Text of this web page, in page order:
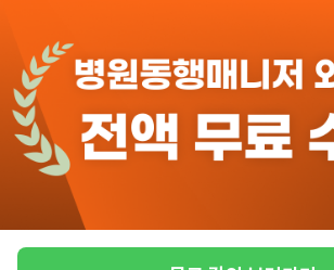
3일전등록
반경 3KM 이내의 일자리 확인